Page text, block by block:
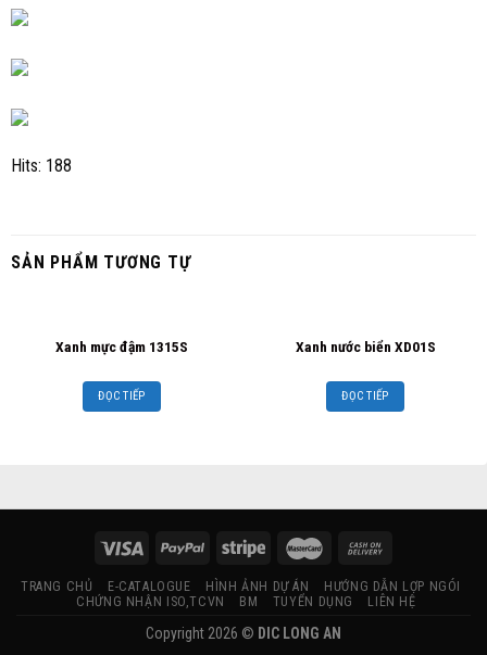
Hits: 188
SẢN PHẨM TƯƠNG TỰ
Xanh mực đậm 1315S
ĐỌC TIẾP
Xanh nước biển XD01S
ĐỌC TIẾP
TRANG CHỦ E-CATALOGUE HÌNH ẢNH DỰ ÁN
HƯỚNG DẪN LỢP NGÓI
CHỨNG NHẬN ISO,TCVN
BM TUYỂN DỤNG LIÊN HỆ
Copyright 2026 © DIC LONG AN